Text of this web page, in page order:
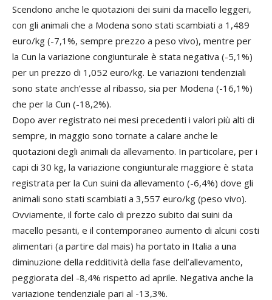
Scendono anche le quotazioni dei suini da macello leggeri,
con gli animali che a Modena sono stati scambiati a 1,489
euro/kg (-7,1%, sempre prezzo a peso vivo), mentre per
la Cun la variazione congiunturale è stata negativa (-5,1%)
per un prezzo di 1,052 euro/kg. Le variazioni tendenziali
sono state anch’esse al ribasso, sia per Modena (-16,1%)
che per la Cun (-18,2%).
Dopo aver registrato nei mesi precedenti i valori più alti di
sempre, in maggio sono tornate a calare anche le
quotazioni degli animali da allevamento. In particolare, per i
capi di 30 kg, la variazione congiunturale maggiore è stata
registrata per la Cun suini da allevamento (-6,4%) dove gli
animali sono stati scambiati a 3,557 euro/kg (peso vivo).
Ovviamente, il forte calo di prezzo subito dai suini da
macello pesanti, e il contemporaneo aumento di alcuni costi
alimentari (a partire dal mais) ha portato in Italia a una
diminuzione della redditività della fase dell’allevamento,
peggiorata del -8,4% rispetto ad aprile. Negativa anche la
variazione tendenziale pari al -13,3%.